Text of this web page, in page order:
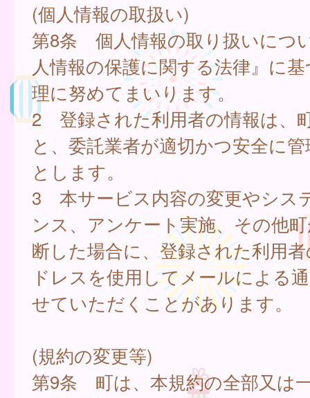
(個人情報の取扱い)
第8条 個人情報の取り扱いにつ
人情報の保護に関する法律』に
理に努めてまいります。
2 登録された利用者の情報は、
と、委託業者が適切かつ安全に
とします。
3 本サービス内容の変更やシス
ンス、アンケート実施、その他
断した場合に、登録された利用
ドレスを使用してメールによる
せていただくことがあります。
(規約の変更等)
第9条 町は、本規約の全部又は